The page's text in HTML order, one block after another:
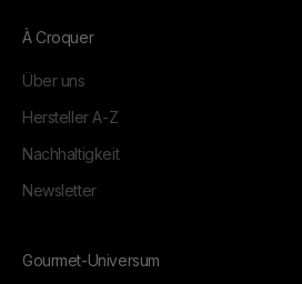
À Croquer
Über uns
Hersteller A-Z
Nachhaltigkeit
Newsletter
Gourmet-Universum